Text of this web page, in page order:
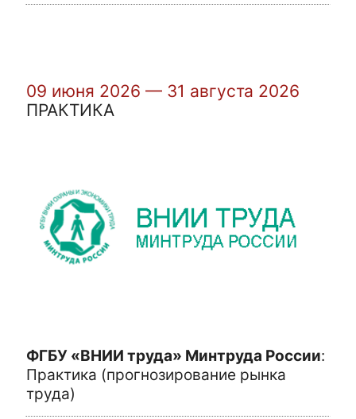
09 июня 2026 — 31 августа 2026
ПРАКТИКА
ФГБУ «ВНИИ труда» Минтруда России:
Практика (прогнозирование рынка
труда)